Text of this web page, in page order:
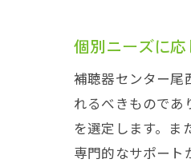
個別ニーズに
補聴器センター尾
れるべきものであ
を選定します。ま
専門的なサポート